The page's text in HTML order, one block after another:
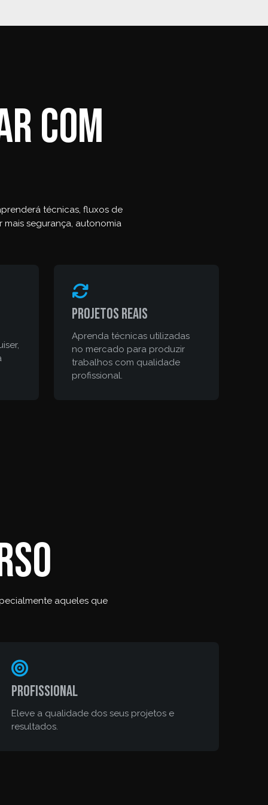
com
técnicas, fluxos de
segurança, autonomia
Projetos reais
Aprenda técnicas utilizadas
no mercado para produzir
trabalhos com qualidade
profissional.
aqueles que
Profissional
Eleve a qualidade dos seus projetos e
resultados.